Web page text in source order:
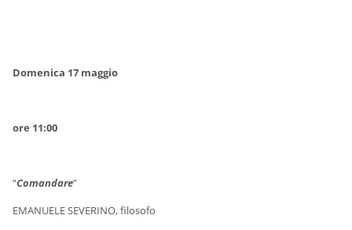
Domenica 17 maggio
ore 11:00
“Comandare”
EMANUELE SEVERINO, filosofo